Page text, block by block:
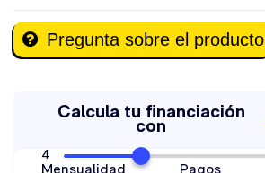
Pregunta sobre el producto